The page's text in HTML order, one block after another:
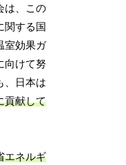
は、この
関する国
室効果ガ
向けて努
、日本は
貢献して
エネルギ